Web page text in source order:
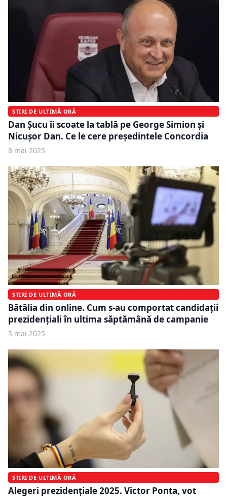
ȘTIRI DE ULTIMĂ ORĂ
Dan Șucu îi scoate la tablă pe George Simion și
Nicușor Dan. Ce le cere președintele Concordia
8 mai 2025
ȘTIRI DE ULTIMĂ ORĂ
Bătălia din online. Cum s-au comportat candidații
prezidențiali în ultima săptămână de campanie
5 mai 2025
ȘTIRI DE ULTIMĂ ORĂ
Alegeri prezidențiale 2025. Victor Ponta, vot